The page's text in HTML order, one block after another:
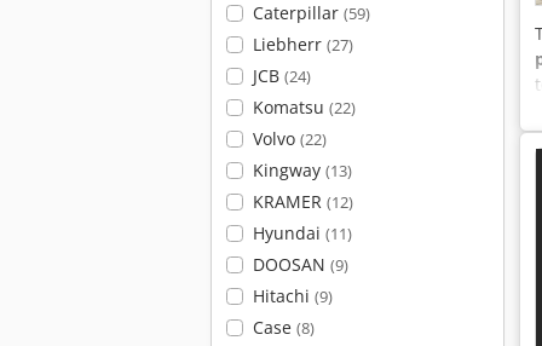
Caterpillar (59)
Liebherr (27)
JCB (24)
Komatsu (22)
Volvo (22)
Kingway (13)
KRAMER (12)
Hyundai (11)
DOOSAN (9)
Hitachi (9)
Case (8)